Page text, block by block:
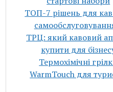
ТОП-7 рішень для
ТРЦ: який кавовий
купити для
Термохімічні
WarmTouch для